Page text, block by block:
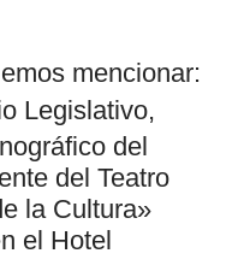
mencionar:
Legislativo,
del
del Teatro
la Cultura»
el Hotel